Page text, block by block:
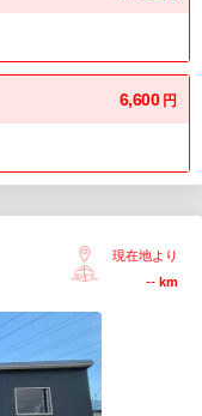
6,600 円
現在地より
-- km